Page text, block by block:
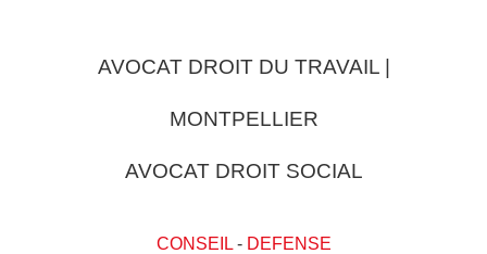
AVOCAT DROIT DU TRAVAIL |
MONTPELLIER
AVOCAT DROIT SOCIAL
CONSEIL- DEFENSE